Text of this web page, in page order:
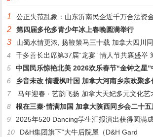
1 公正失范乱象：山东沂南民企近千万合法资金遭
2 第四届多伦多青少年冰上春晚圆满举行
3
山蜀水情更浓, 扬鞭策马三十载 加拿大四川同
4
千多善长出席第37届“龙宴” 情人节共襄盛举
5
中国民乐惊艳北美 2026欢乐春节“金钟之星
6
乡音未改 情暖枫叶国 加拿大河南乡亲欢聚
7
马年迎春 · 艺韵飞扬 加拿大天妃多元文化
8
根在三秦·情满加国 加拿大陕西同乡会二十五
9
2025年520 Dancing学生汇报演出获得圆满
10
D&H集团旗下“大牛后院屋（D&H Gard